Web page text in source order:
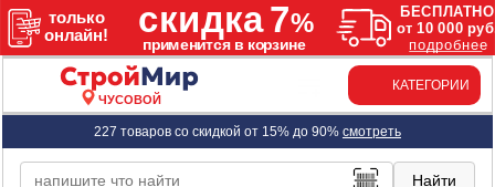
ЧУСОВОЙ
КАТЕГОРИИ
227 товаров со скидкой от 15% до 90% смотреть